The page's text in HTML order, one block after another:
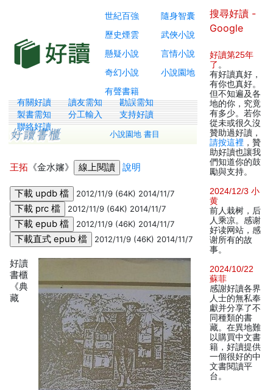
世紀百強
隨身智囊
歷史煙雲
武俠小說
懸疑小說
言情小說
奇幻小說
小說園地
有聲書籍
有關好讀 讀友需知
勘誤需知
製書需知
分工輸入
支持好讀
聯絡好讀
小說園地 書目
王拓 《金水嬸》 說明
2012/11/9 (64K) 2014/11/7
2012/11/9 (64K) 2014/11/7
2012/11/9 (46K) 2014/11/7
2012/11/9 (46K) 2014/11/7
好讀
書櫃
《典
藏
搜尋好讀 -
Google
好讀第25年
了 。
有好讀真好，
有你也真好。
但不知遍及各
地的你，究竟
有多少。若你
從未或很久沒
贊助過好讀，
請按這裡 ，贊
助好讀也讓我
們知道你的鼓
勵與支持。
2024/12/3 小
黄
前人栽树，后
人乘凉。感谢
好读网站，感
谢所有的故
事。
2024/10/22
蘇菲
感謝好讀各界
人士的無私奉
獻并分享了不
同種類的書
藏。在異地難
以購買中文書
籍，好讀提供
一個很好的中
文書閱讀平
台。